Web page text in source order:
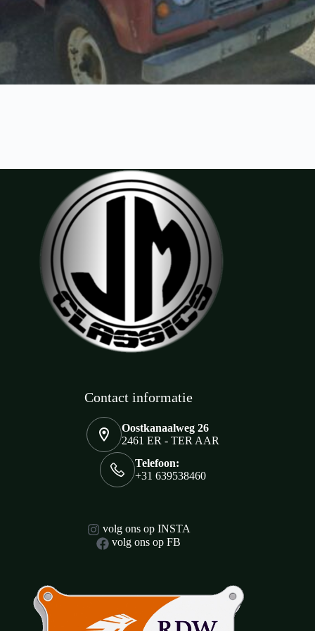
Contact informatie
Oostkanaalweg 26
2461 ER - TER AAR
Telefoon:
+31 639538460
volg ons op INSTA
volg ons op FB